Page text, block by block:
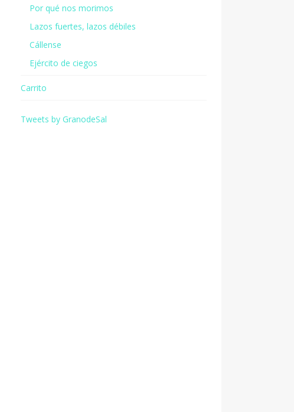
Por qué nos morimos
Lazos fuertes, lazos débiles
Cállense
Ejército de ciegos
Carrito
Tweets by GranodeSal